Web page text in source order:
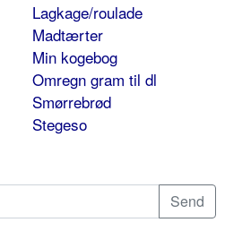
Lagkage/roulade
Madtærter
Min kogebog
Omregn gram til dl
Smørrebrød
Stegeso